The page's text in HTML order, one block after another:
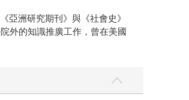
亞洲研究期刊》與《社會史》
外的知識推廣工作，曾在美國